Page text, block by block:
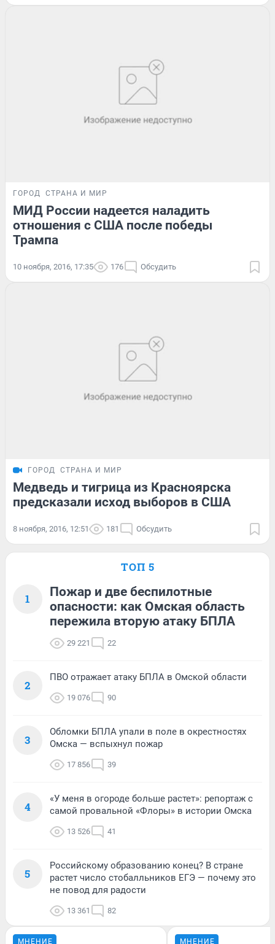
ГОРОД СТРАНА И МИР
МИД России надеется наладить
отношения с США после победы
Трампа
10 ноября, 2016, 17:35 176 Обсудить
ГОРОД СТРАНА И МИР
Медведь и тигрица из Красноярска
предсказали исход выборов в США
8 ноября, 2016, 12:51 181 Обсудить
ТОП 5
1
Пожар и две беспилотные
опасности: как Омская область
пережила вторую атаку БПЛА
29 221 22
2
ПВО отражает атаку БПЛА в Омской области
19 076 90
3
Обломки БПЛА упали в поле в окрестностях
Омска — вспыхнул пожар
17 856 39
4
«У меня в огороде больше растет»: репортаж с
самой провальной «Флоры» в истории Омска
13 526 41
5
Российскому образованию конец? В стране
растет число стобалльников ЕГЭ — почему это
не повод для радости
13 361 82
МНЕНИЕ МНЕНИЕ